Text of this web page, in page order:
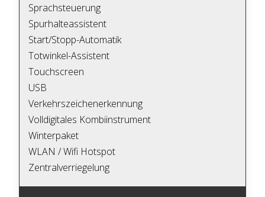
Sprachsteuerung
Spurhalteassistent
Start/Stopp-Automatik
Totwinkel-Assistent
Touchscreen
USB
Verkehrszeichenerkennung
Volldigitales Kombiinstrument
Winterpaket
WLAN / Wifi Hotspot
Zentralverriegelung